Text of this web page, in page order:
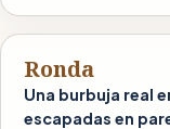
Ronda
Una burbuja real
escapadas en